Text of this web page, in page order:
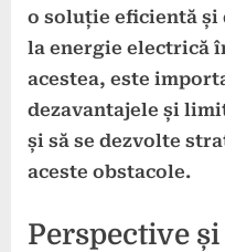
o soluție eficientă și
la energie electrică
acestea, este
dezavantajele și
și să se dezvolte
aceste obstacole.
Perspective